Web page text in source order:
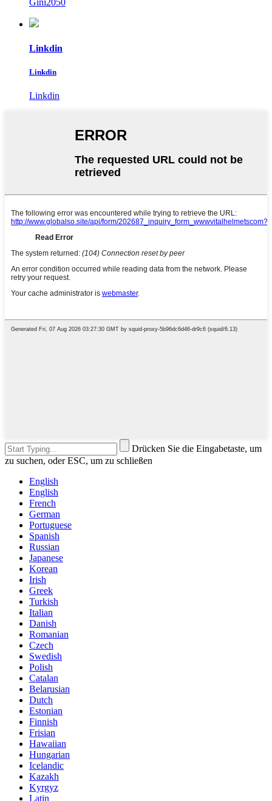
Gini2050
Linkdin
Linkdin
Linkdin
Drücken Sie die Eingabetaste, um
zu suchen, oder ESC, um zu schließen
English
English
French
German
Portuguese
Spanish
Russian
Japanese
Korean
Irish
Greek
Turkish
Italian
Danish
Romanian
Czech
Swedish
Polish
Catalan
Belarusian
Dutch
Estonian
Finnish
Frisian
Hawaiian
Hungarian
Icelandic
Kazakh
Kyrgyz
Latin